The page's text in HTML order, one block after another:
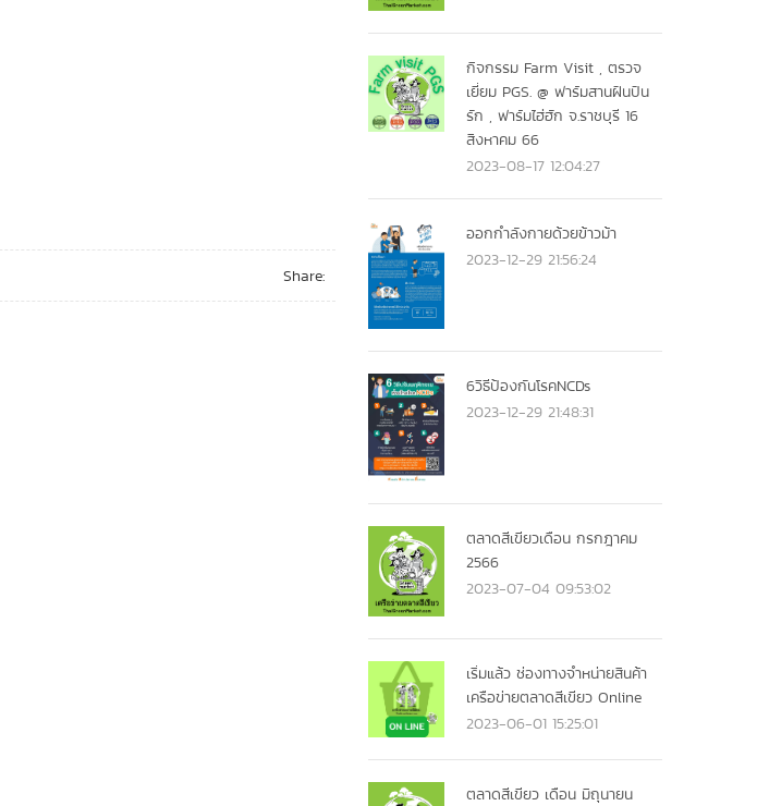
Share:
กิจกรรม Farm Visit , ตรวจ
เยี่ยม PGS. @ ฟาร์มสานฝันปัน
รัก , ฟาร์มไฮ่ฮัก จ.ราชบุรี 16
สิงหาคม 66
2023-08-17 12:04:27
ออกกำลังกายด้วยข้าวม้า
2023-12-29 21:56:24
6วิธีป้องกันโรคNCDs
2023-12-29 21:48:31
ตลาดสีเขียวเดือน กรกฎาคม
2566
2023-07-04 09:53:02
เริ่มแล้ว ช่องทางจำหน่ายสินค้า
เครือข่ายตลาดสีเขียว Online
2023-06-01 15:25:01
ตลาดสีเขียว เดือน มิถุนายน